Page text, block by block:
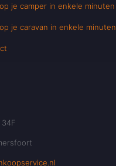
je camper in enkele minuten
je caravan in enkele minuten